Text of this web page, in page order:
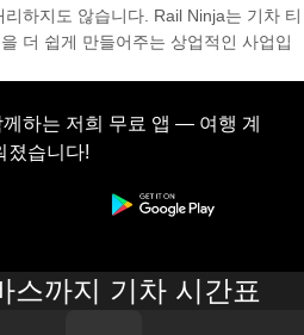
하지도 않습니다. Rail Ninja는 기차 티
더 쉽게 만들어주는 상업적인 사업입
하는 저희 무료 앱 — 여행 계
졌습니다!
스까지 기차 시간표